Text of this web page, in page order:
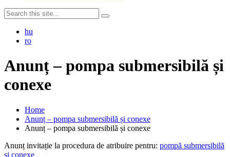
hu
ro
Anunț – pompa submersibilă și
conexe
Home
Anunț – pompa submersibilă și conexe
Anunț – pompa submersibilă și conexe
Anunț invitație la procedura de atribuire pentru: pompă submersibilă
și conexe